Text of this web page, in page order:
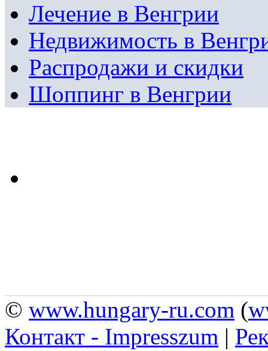
Лечение в Венгрии
Недвижимость в
Распродажи и скидки
Шоппинг в Венгрии
© www.hungary-ru.com (
Контакт - Impresszum |